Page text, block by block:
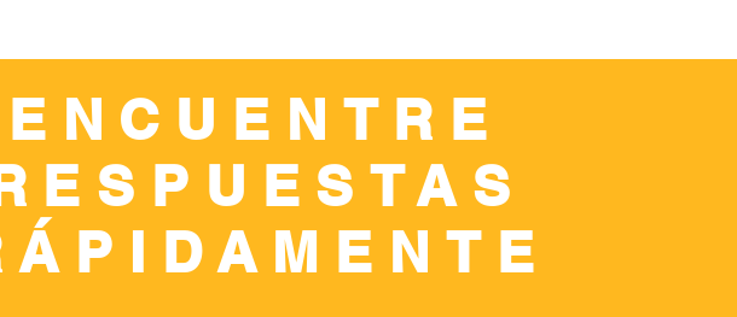
ENCUENTRE